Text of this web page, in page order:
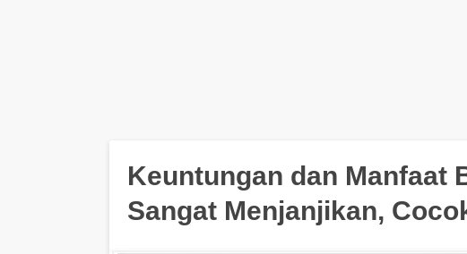
Keuntungan dan Manfaat
Sangat Menjanjikan,